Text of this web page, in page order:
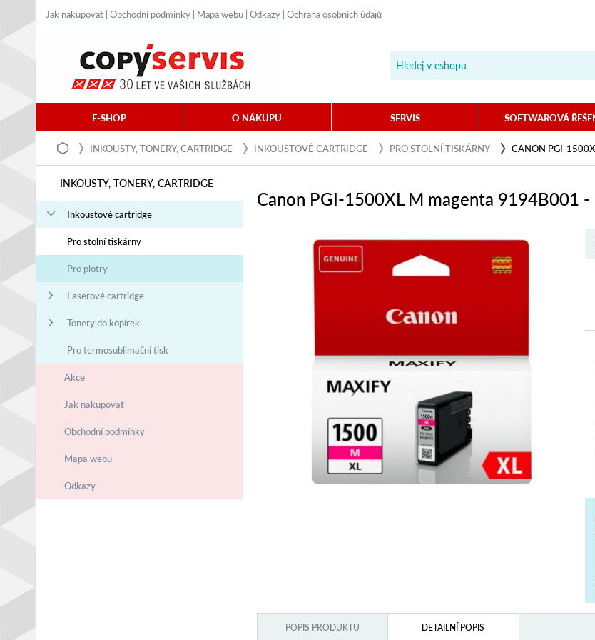
Jak nakupovat Obchodní podmínky Mapa webu Odkazy Ochrana osobních údajů
E-SHOP O NÁKUPU SERVIS SOFTWAROVÁ
INKOUSTY, TONERY, CARTRIDGE INKOUSTOVÉ CARTRIDGE PRO STOLNÍ TISKÁRNY CANON PGI-
INKOUSTY, TONERY, CARTRIDGE
Inkoustové cartridge
Pro stolní tiskárny
Pro plotry
Laserové cartridge
Tonery do kopírek
Pro termosublimační tisk
Akce
Jak nakupovat
Obchodní podmínky
Mapa webu
Odkazy
Canon PGI-1500XL M magenta 9194B001
POPIS PRODUKTU DETAILNÍ POPIS